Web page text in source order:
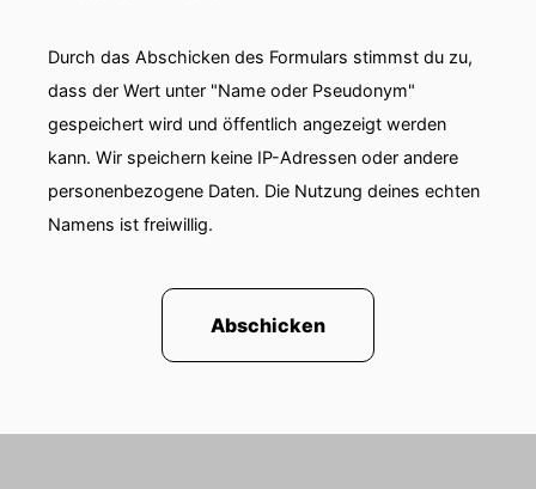
Durch das Abschicken des Formulars stimmst du zu,
dass der Wert unter "Name oder Pseudonym"
gespeichert wird und öffentlich angezeigt werden
kann. Wir speichern keine IP-Adressen oder andere
personenbezogene Daten. Die Nutzung deines echten
Namens ist freiwillig.
Abschicken